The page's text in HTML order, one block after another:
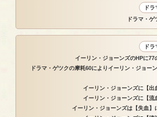
ド
ドラマ・ゲ
ド
イーリン・ジョーンズのHPに77
ドラマ・ゲツクの摩耗60によりイーリン・ジョー
イーリン・ジョーンズに【出
イーリン・ジョーンズに【流
イーリン・ジョーンズは【失血】